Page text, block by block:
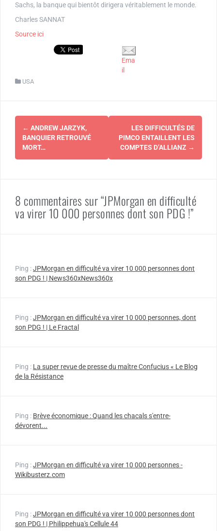
Sachs, la banque qui bientôt dirigera véritablement le monde.
Charles SANNAT
Source ici
Ema
il
USA
Navigation
d'article
← ANDREW JARZYK,
BANQUIER RETROUVÉ
MORT…
LES DIFFICULTÉS DE
PIMCO ENTAILLENT LES
COMPTES D’ALLIANZ →
8 commentaires sur “JPMorgan en difficulté
va virer 10 000 personnes dont son PDG !”
Ping :JPMorgan en difficulté va virer 10 000 personnes dont
son PDG ! | News360xNews360x
Ping :JPMorgan en difficulté va virer 10 000 personnes, dont
son PDG ! | Le Fractal
Ping : La super revue de presse du maître Confucius « Le Blog
de la Résistance
Ping : Brève économique : Quand les chacals s'entre-
dévorent...
Ping :JPMorgan en difficulté va virer 10 000 personnes -
Wikibusterz.com
Ping :JPMorgan en difficulté va virer 10 000 personnes dont
son PDG ! | Philippehua's Cellule 44